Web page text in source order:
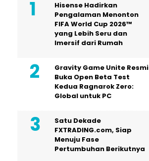
Hisense Hadirkan
Pengalaman Menonton
FIFA World Cup 2026™
yang Lebih Seru dan
Imersif dari Rumah
Gravity Game Unite Resmi
Buka Open Beta Test
Kedua Ragnarok Zero:
Global untuk PC
Satu Dekade
FXTRADING.com, Siap
Menuju Fase
Pertumbuhan Berikutnya